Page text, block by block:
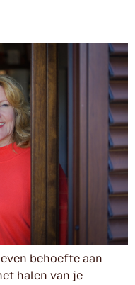
behoefte aan
halen van je